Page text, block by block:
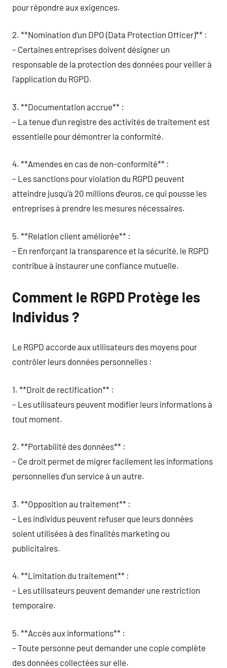
pour répondre aux exigences.
2. **Nomination d’un DPO (Data Protection Officer)** :
– Certaines entreprises doivent désigner un
responsable de la protection des données pour veiller à
l’application du RGPD.
3. **Documentation accrue** :
– La tenue d’un registre des activités de traitement est
essentielle pour démontrer la conformité.
4. **Amendes en cas de non-conformité** :
– Les sanctions pour violation du RGPD peuvent
atteindre jusqu’à 20 millions d’euros, ce qui pousse les
entreprises à prendre les mesures nécessaires.
5. **Relation client améliorée** :
– En renforçant la transparence et la sécurité, le RGPD
contribue à instaurer une confiance mutuelle.
Comment le RGPD Protège les
Individus ?
Le RGPD accorde aux utilisateurs des moyens pour
contrôler leurs données personnelles :
1. **Droit de rectification** :
– Les utilisateurs peuvent modifier leurs informations à
tout moment.
2. **Portabilité des données** :
– Ce droit permet de migrer facilement les informations
personnelles d’un service à un autre.
3. **Opposition au traitement** :
– Les individus peuvent refuser que leurs données
soient utilisées à des finalités marketing ou
publicitaires.
4. **Limitation du traitement** :
– Les utilisateurs peuvent demander une restriction
temporaire.
5. **Accès aux informations** :
– Toute personne peut demander une copie complète
des données collectées sur elle.